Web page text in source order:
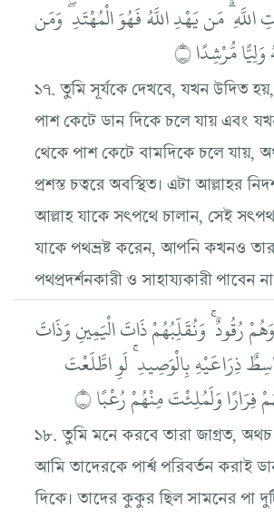
مَن يَهْدِ اللَّهُ فَهُوَ الْمُهْتَدِ ۖ وَمَن
مُّرْشِدًا
১৭. তুমি সূর্যকে দেখবে, যখন উদিত
পাশ কেটে ডান দিকে চলে যায় এবং
থেকে পাশ কেটে বামদিকে চলে যায়,
প্রশস্ত চত্বরে অবস্থিত। এটা আল্লাহর
আল্লাহ যাকে সৎপথে চালান, সেই সৎপথ
যাকে পথভ্রষ্ট করেন, আপনি কখনও
পথপ্রদর্শনকারী ও সাহায্যকারী পাবেন
رُقُودٌ ۚ وَنُقَلِّبُهُمْ ذَاتَ الْيَمِينِ وَذَاتَ
ذِرَاعَيْهِ بِالْوَصِيدِ ۚ لَوِ اطَّلَعْتَ
فِرَارًا وَلَمُلِئْتَ مِنْهُمْ رُعْبًا
১৮. তুমি মনে করবে তারা জাগ্রত, অথচ
আমি তাদেরকে পার্শ্ব পরিবর্তন করাই
দিকে। তাদের কুকুর ছিল সামনের পা দুটি